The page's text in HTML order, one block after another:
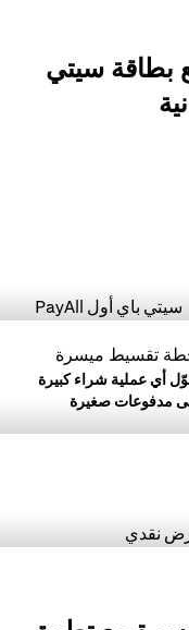
بطاقة سيتي
تقسيط ميسرة
أي عملية شراء كبيرة
مدفوعات صغيرة